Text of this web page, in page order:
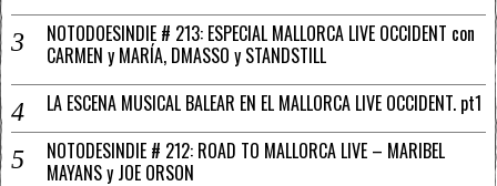
NOTODOESINDIE # 213: ESPECIAL MALLORCA LIVE OCCIDENT con
CARMEN y MARÍA, DMASSO y STANDSTILL
LA ESCENA MUSICAL BALEAR EN EL MALLORCA LIVE OCCIDENT. pt1
NOTODESINDIE # 212: ROAD TO MALLORCA LIVE – MARIBEL
MAYANS y JOE ORSON